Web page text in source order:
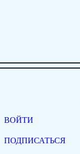
ВОЙТИ
ПОДПИСАТЬСЯ